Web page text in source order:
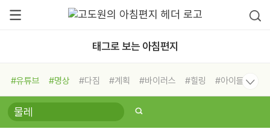
태그로 보는 아침편지
#유튜브 #명상 #다짐 #계획 #바이러스 #힐링
#아이들
#비전캠프
#독서캠프 #삶
#희망
#나눔 #친구 #링컨학교